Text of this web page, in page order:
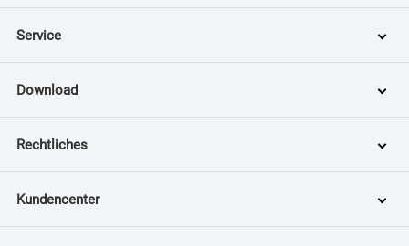
Service
Download
Rechtliches
Kundencenter